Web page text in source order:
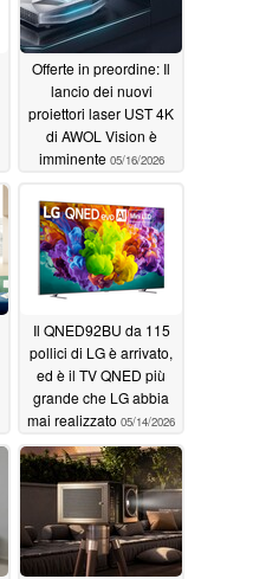
Offerte in preordine: Il
lancio dei nuovi
proiettori laser UST 4K
di AWOL Vision è
imminente 05/16/2026
Il QNED92BU da 115
pollici di LG è arrivato,
ed è il TV QNED più
grande che LG abbia
mai realizzato 05/14/2026